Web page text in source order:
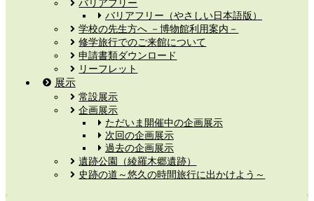
バリアフリー
バリアフリー（やさしい日本語版）
学校の先生方へ －博物館利用案内－
修学旅行でのご来館について
申請書類ダウンロード
リーフレット
展示
常設展示
企画展示
ただいま開催中の企画展示
次回の企画展示
過去の企画展示
遺跡公園（綾羅木郷遺跡）
史跡の道～悠久の時間旅行に出かけよう～